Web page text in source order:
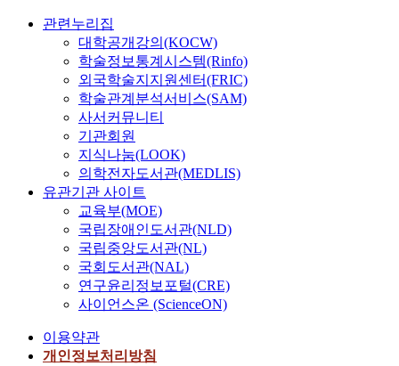
관련누리집
대학공개강의(KOCW)
학술정보통계시스템(Rinfo)
외국학술지지원센터(FRIC)
학술관계분석서비스(SAM)
사서커뮤니티
기관회원
지식나눔(LOOK)
의학전자도서관(MEDLIS)
유관기관 사이트
교육부(MOE)
국립장애인도서관(NLD)
국립중앙도서관(NL)
국회도서관(NAL)
연구윤리정보포털(CRE)
사이언스온 (ScienceON)
이용약관
개인정보처리방침